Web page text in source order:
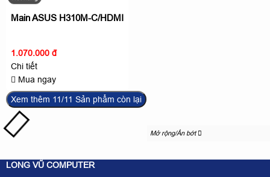
Mở rộng/Ẩn bớt
Main ASUS H310M-C/HDMI
1.070.000 đ
Chi tiết
Mua ngay
Xem thêm 11/11 Sản phẩm còn lại
LONG VŨ COMPUTER